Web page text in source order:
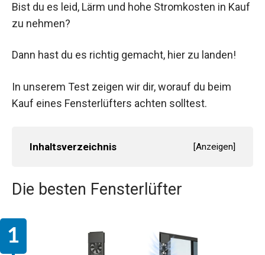
Bist du es leid, Lärm und hohe Stromkosten in Kauf
zu nehmen?
Dann hast du es richtig gemacht, hier zu landen!
In unserem Test zeigen wir dir, worauf du beim
Kauf eines Fensterlüfters achten solltest.
Inhaltsverzeichnis [Anzeigen]
Die besten Fensterlüfter